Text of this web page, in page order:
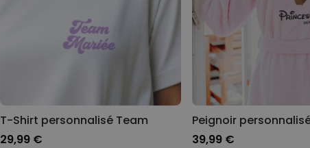
T-Shirt personnalisé Team
29,99 €
39,99 €